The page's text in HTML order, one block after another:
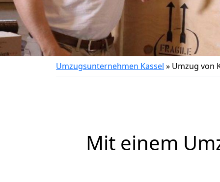
Umzugsunternehmen Kassel » Umzug von
Mit einem